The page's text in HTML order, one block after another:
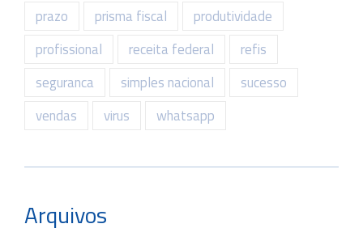
prazo
prisma fiscal
produtividade
profissional
receita federal
refis
seguranca
simples nacional
sucesso
vendas
virus whatsapp
Arquivos